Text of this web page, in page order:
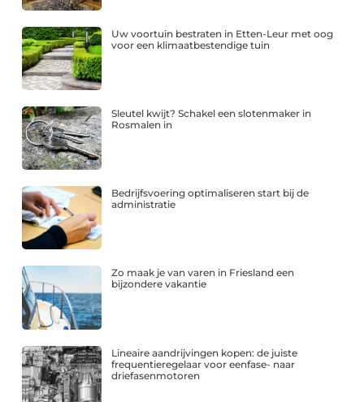
Uw voortuin bestraten in Etten-Leur met oog
voor een klimaatbestendige tuin
Sleutel kwijt? Schakel een slotenmaker in
Rosmalen in
Bedrijfsvoering optimaliseren start bij de
administratie
Zo maak je van varen in Friesland een
bijzondere vakantie
Lineaire aandrijvingen kopen: de juiste
frequentieregelaar voor eenfase- naar
driefasenmotoren